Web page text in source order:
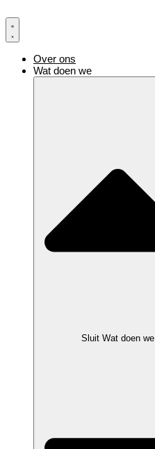
naar
de
inhoud
Over ons
Wat doen we
Sluit Wat doen we